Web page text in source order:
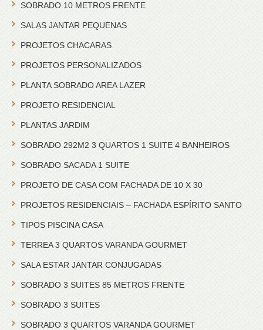
SOBRADO 10 METROS FRENTE
SALAS JANTAR PEQUENAS
PROJETOS CHACARAS
PROJETOS PERSONALIZADOS
PLANTA SOBRADO AREA LAZER
PROJETO RESIDENCIAL
PLANTAS JARDIM
SOBRADO 292M2 3 QUARTOS 1 SUITE 4 BANHEIROS
SOBRADO SACADA 1 SUITE
PROJETO DE CASA COM FACHADA DE 10 X 30
PROJETOS RESIDENCIAIS – FACHADA ESPÍRITO SANTO
TIPOS PISCINA CASA
TERREA 3 QUARTOS VARANDA GOURMET
SALA ESTAR JANTAR CONJUGADAS
SOBRADO 3 SUITES 85 METROS FRENTE
SOBRADO 3 SUITES
SOBRADO 3 QUARTOS VARANDA GOURMET